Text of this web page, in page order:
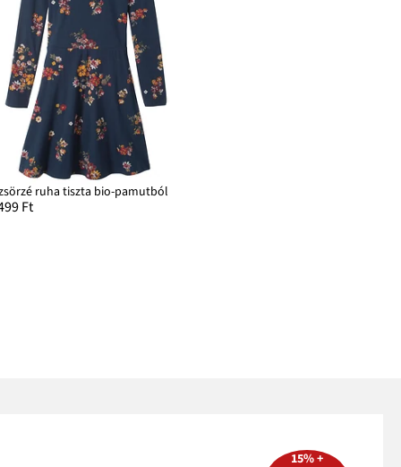
ruha tiszta bio-pamutból
Ft
15% +